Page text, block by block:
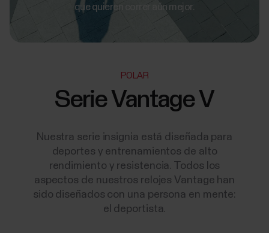
que quieren correr aún mejor.
POLAR
Serie Vantage V
Nuestra serie insignia está diseñada para
deportes y entrenamientos de alto
rendimiento y resistencia. Todos los
aspectos de nuestros relojes Vantage han
sido diseñados con una persona en mente:
el deportista.